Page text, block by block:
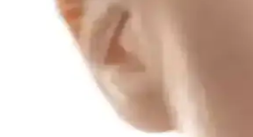
SoapCover saç beyazlık giderici katı şampuan, doğal içerikleri ve pratik
NEDOX Varilx Önleyici Roll-on: Varis ve Kılcal Damar
NEDOX Varilx Roll-on, doğal içerikleriyle varis ve damar sorunlarını hafifletir,
Günlük Makyajda Konfor, Hız ve Doğallığın Önemi: Pratik
Günlük makyajda konfor, hız ve dayanıklılık önceliklidir. Doğal görünüm ve
Dejavu Lash Knockout ve Heroine Make Long & Curl
Dejavu Lash Knockout maskarası kirpik kıvrıklığını koruyamayıp bulaşma